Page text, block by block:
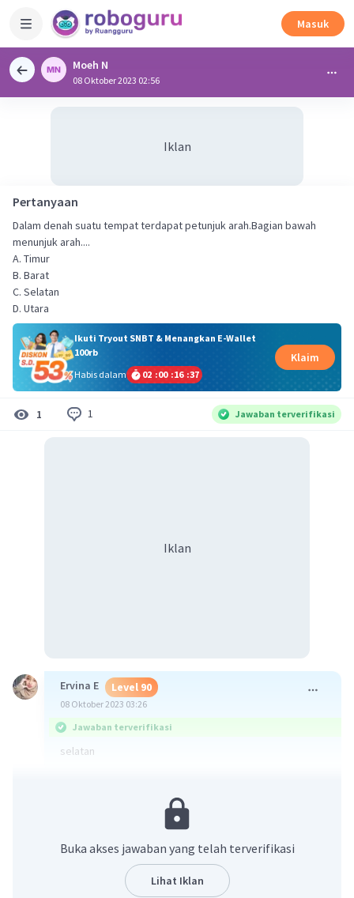
Masuk
Moeh N
08 Oktober 2023 02:56
Iklan
Pertanyaan
Dalam denah suatu tempat terdapat petunjuk arah.Bagian bawah
menunjuk arah....
A. Timur
B. Barat
C. Selatan
D. Utara
Ikuti Tryout SNBT & Menangkan E-Wallet
100rb
Habis dalam
02 :00 :16 :37
Klaim
1 1 Jawaban terverifikasi
Iklan
Ervina E Level 90
08 Oktober 2023 03:26
Jawaban terverifikasi
selatan
Buka akses jawaban yang telah terverifikasi
Lihat Iklan